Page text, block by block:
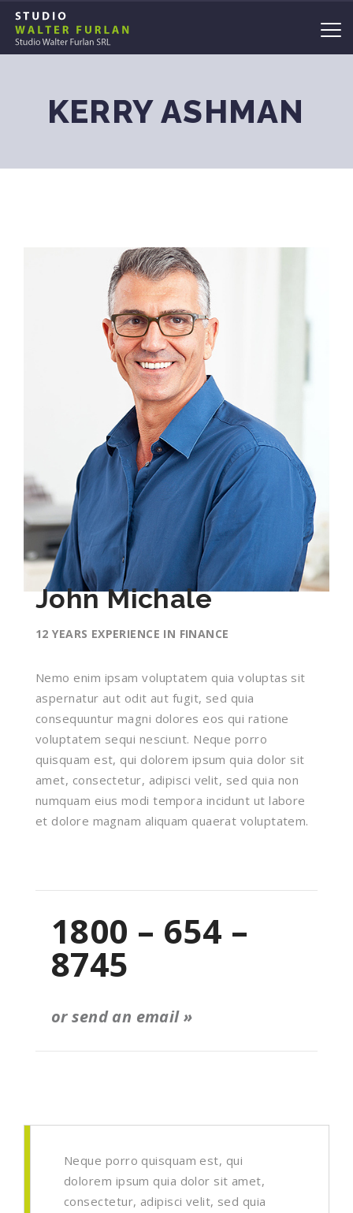
KERRY ASHMAN
John Michale
12 YEARS EXPERIENCE IN FINANCE
Nemo enim ipsam voluptatem quia voluptas sit
aspernatur aut odit aut fugit, sed quia
consequuntur magni dolores eos qui ratione
voluptatem sequi nesciunt. Neque porro
quisquam est, qui dolorem ipsum quia dolor sit
amet, consectetur, adipisci velit, sed quia non
numquam eius modi tempora incidunt ut labore
et dolore magnam aliquam quaerat voluptatem.
1800 – 654 –
8745
or send an email »
Neque porro quisquam est, qui
dolorem ipsum quia dolor sit amet,
consectetur, adipisci velit, sed quia